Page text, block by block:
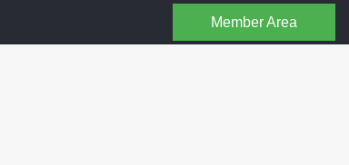
Member Area